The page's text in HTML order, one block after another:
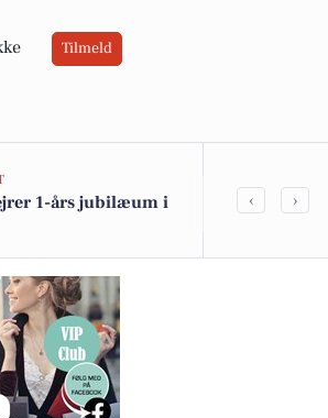
Tilmeld
1-års jubilæum i
Skive
‹ ›